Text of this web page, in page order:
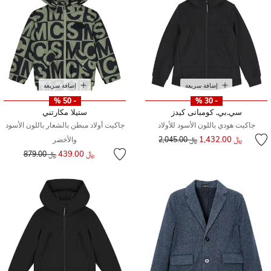
إضافة سريعة
- 30 %
سي.بي. كومبانى كيدز
جاكيت هودي باللون الأسود للأولاد
﷼ 1,432.00 سعر مخفض من﷼ 2,045.00
إضافة سريعة
- 50 %
ستيلا مكارتني
جاكيت أولاد مبطن بالشعار باللون الأسود
والأخضر
﷼ 439.00 سعر مخفض من
﷼ 879.00 إلى